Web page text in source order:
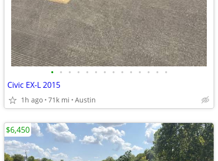
• • • • • • • • • • • • • •
Civic EX-L 2015
1h ago 71k mi Austin
$6,450